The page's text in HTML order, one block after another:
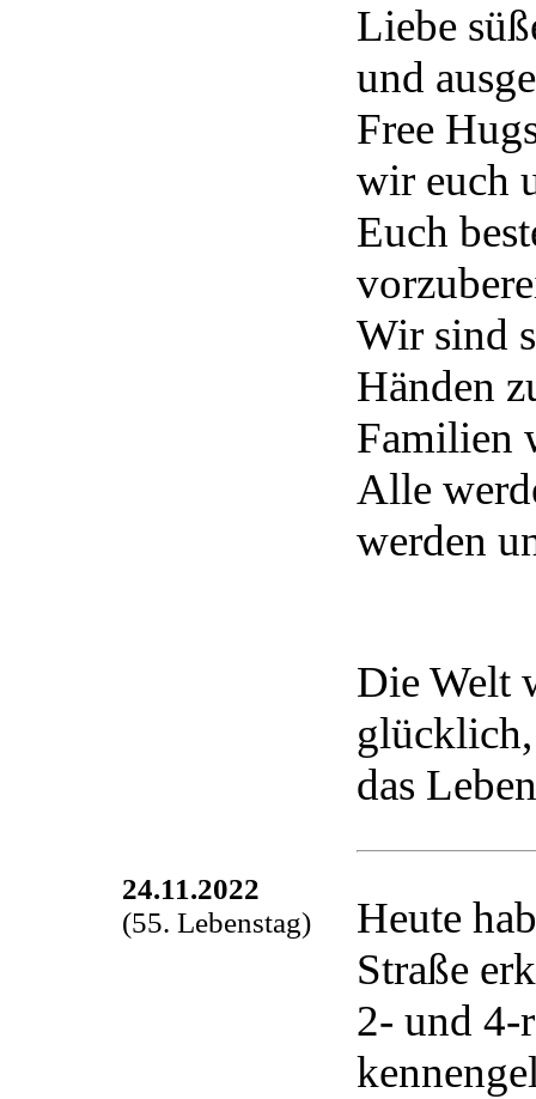
Liebe
und
Free
wir euch
Euch
Wir sind
Händen
Familien
Alle
werden
Die Welt
das
24.11.2022
(55. Lebenstag)
Heute
Straße
2- und 4-